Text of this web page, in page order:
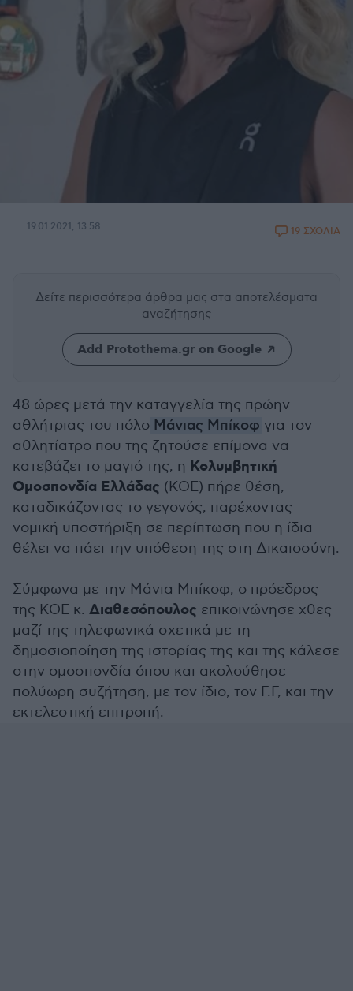
19.01.2021, 13:58 19 ΣΧΟΛΙΑ
Δείτε περισσότερα άρθρα μας στα αποτελέσματα
αναζήτησης
Add Protothema.gr on Google
48 ώρες μετά την καταγγελία της πρώην
αθλήτριας του πόλο Μάνιας Μπίκοφ για τον
αθλητίατρο που της ζητούσε επίμονα να
κατεβάζει το μαγιό της, η Κολυμβητική
Ομοσπονδία Ελλάδας (ΚΟΕ) πήρε θέση,
καταδικάζοντας το γεγονός, παρέχοντας
νομική υποστήριξη σε περίπτωση που η ίδια
θέλει να πάει την υπόθεση της στη Δικαιοσύνη.
Σύμφωνα με την Μάνια Μπίκοφ, ο πρόεδρος
της ΚΟΕ κ. Διαθεσόπουλος επικοινώνησε χθες
μαζί της τηλεφωνικά σχετικά με τη
δημοσιοποίηση της ιστορίας της και της κάλεσε
στην ομοσπονδία όπου και ακολούθησε
πολύωρη συζήτηση, με τον ίδιο, τον Γ.Γ, και την
εκτελεστική επιτροπή.